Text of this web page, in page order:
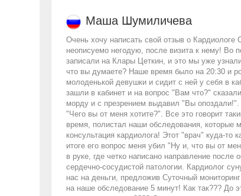
Маша Шумиличева
Очень хочу написать свой отзыв о
неописуемо негодую, после визита к нему! Во
записали на Клары Цеткин, и это мы уже
что вы думаете? Наше время было на 20:30 и
молоденькой девушки и сидит с ней у себя в
зашли в кабинет и на вопрос "Вам что?"
морду и с презрением выдавил "Вы
"Чего вы от меня хотите?". Все это говорит
время, полистал наши обследования,
консультация кардиолога! Этот "врач" куда-
итоге его вопрос меня убил "Ну и, что вы от
в руке, где четко написано направление
сердечно-сосудистой патологии. Кардиолог
нас на деньги, предложив Суточный
на наше обследование 5 минут! Как так??? До